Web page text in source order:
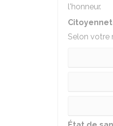
l'honneur.
Selon votre